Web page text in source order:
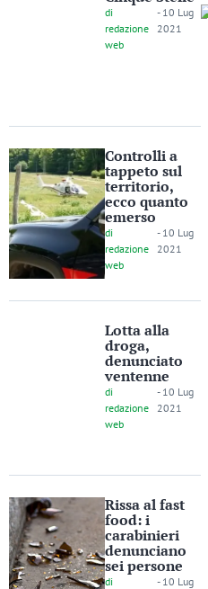
di
redazione
web
- 10 Lug
2021
Controlli a
tappeto sul
territorio,
ecco quanto
emerso
di
redazione
web
- 10 Lug
2021
Lotta alla
droga,
denunciato
ventenne
di
redazione
web
- 10 Lug
2021
Rissa al fast
food: i
carabinieri
denunciano
sei persone
di
- 10 Lug